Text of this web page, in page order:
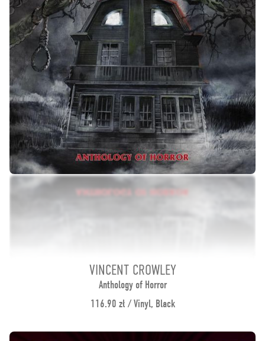
VINCENT CROWLEY
Anthology of Horror
116.90 zł / Vinyl, Black